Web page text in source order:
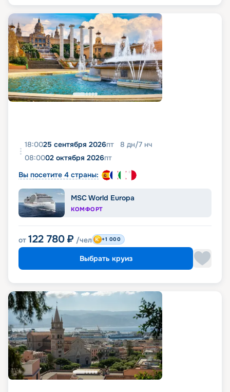
18:0025 сентября 2026пт 8 дн/7 нч
08:0002 октября 2026пт
Вы посетите 4 страны:
MSC World Europa
КОМФОРТ
от 122 780 ₽ /чел +1 000
Выбрать круиз